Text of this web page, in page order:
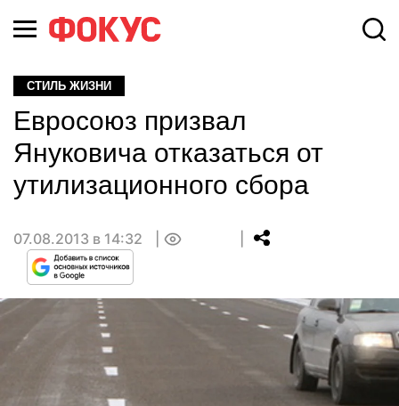
СТИЛЬ ЖИЗНИ
Евросоюз призвал
Януковича отказаться от
утилизационного сбора
07.08.2013 в 14:32